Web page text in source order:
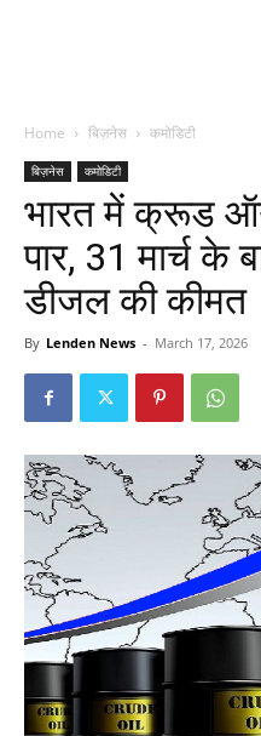
Home बिज़नेस कमोडिटी
बिज़नेस कमोडिटी
भारत में क्रूड
पार, 31 मार्च के
डीजल की कीमत
By Lenden News - March 17, 2026